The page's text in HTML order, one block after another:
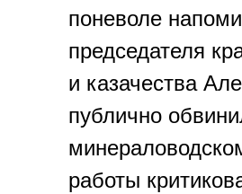
поневоле
председателя
и казачества
публично
работы